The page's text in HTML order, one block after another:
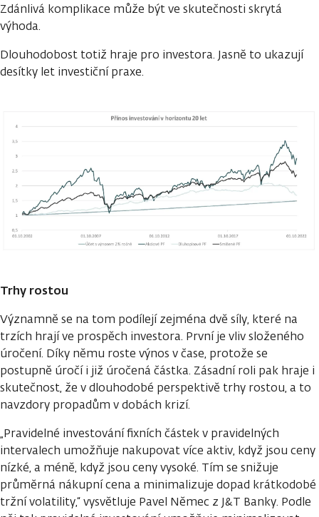
Zdánlivá komplikace může být ve skutečnosti skrytá
výhoda.
Dlouhodobost totiž hraje pro investora. Jasně to ukazují
desítky let investiční praxe.
Trhy rostou
Významně se na tom podílejí zejména dvě síly, které na
trzích hrají ve prospěch investora. První je vliv složeného
úročení. Díky němu roste výnos v čase, protože se
postupně úročí i již úročená částka. Zásadní roli pak hraje i
skutečnost, že v dlouhodobé perspektivě trhy rostou, a to
navzdory propadům v dobách krizí.
„Pravidelné investování fixních částek v pravidelných
intervalech umožňuje nakupovat více aktiv, když jsou ceny
nízké, a méně, když jsou ceny vysoké. Tím se snižuje
průměrná nákupní cena a minimalizuje dopad krátkodobé
tržní volatility,“ vysvětluje Pavel Němec z J&T Banky. Podle